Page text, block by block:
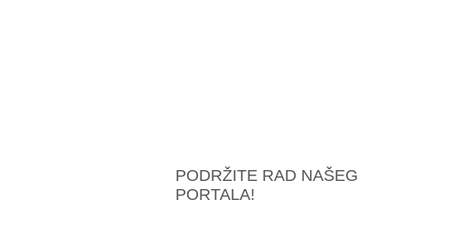
PODRŽITE RAD NAŠEG
PORTALA!